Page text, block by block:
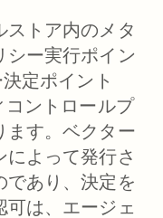
ストア内のメタ
シー実行ポイン
定ポイント
コントロールプ
ます。ベクター
によって発行さ
であり、決定を
は、エージェ